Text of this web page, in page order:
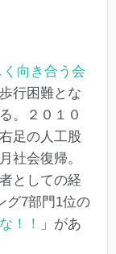
向き合う会
行困難とな
。２０１０
足の人工股
社会復帰。
としての経
グ7部門1位の
！！
」があ